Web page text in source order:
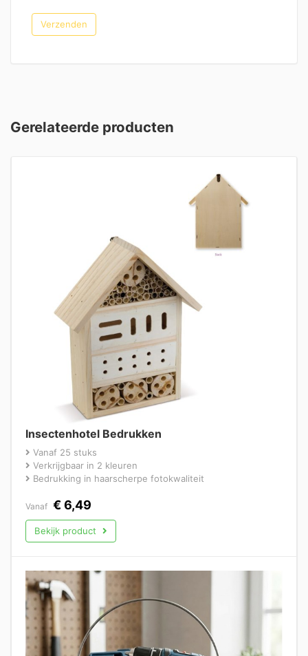
Gerelateerde producten
Insectenhotel Bedrukken
Vanaf 25 stuks
Verkrijgbaar in 2 kleuren
Bedrukking in haarscherpe fotokwaliteit
Vanaf €6,49
Bekijk product